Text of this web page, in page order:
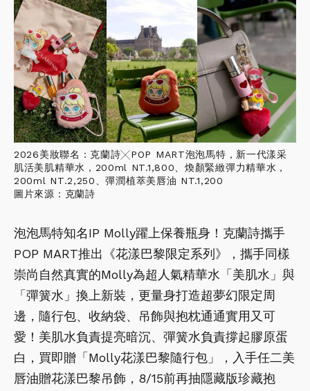
2026美妝聯名：克蘭詩╳POP MART泡泡馬特，新一代漾采
肌活美肌精華水，200ml NT.1,800、煥顏緊緻彈力精華水，
200ml NT.2,250、彈潤植萃美唇油 NT.1,200
圖片來源：克蘭詩
泡泡馬特知名IP Molly躍上保養瓶身！克蘭詩攜手
POP MART推出《花漾巴黎限定系列》，攜手同樣
崇尚自然真實的Molly為超人氣精華水「美肌水」與
「彈簧水」換上新裝，更量身打造超夢幻限定周
邊，隨行包、收納袋、吊飾與抱枕通通實用又可
愛！美肌水負責提亮暗沉、彈簧水負責撐起膠原蛋
白，買即贈「Molly花漾巴黎隨行包」，入手任二美
唇油贈花漾巴黎吊飾，8/15前再抽隱藏版珍藏抱